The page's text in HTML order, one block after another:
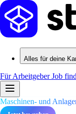
Alles für deine
Für ArbeitgeberJob
Maschinen- und